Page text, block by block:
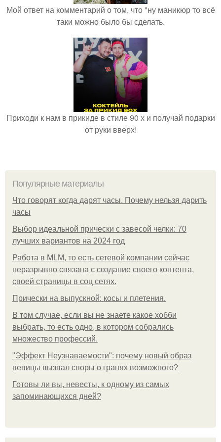
Мой ответ на комментарий о том, что "ну маникюр то всё
таки можно было бы сделать.
Приходи к нам в прикиде в стиле 90 х и получай подарки
от руки вверх!
Популярные материалы
Что говорят когда дарят часы. Почему нельзя дарить
часы
Выбор идеальной прически с завесой челки: 70
лучших вариантов на 2024 год
Работа в MLM, то есть сетевой компании сейчас
неразрывно связана с создание своего контента,
своей страницы в соц сетях.
Прически на выпускной: косы и плетения.
В том случае, если вы не знаете какое хобби
выбрать, то есть одно, в котором собрались
множество профессий.
"Эффект Неузнаваемости": почему новый образ
певицы вызвал споры о гранях возможного?
Готовы ли вы, невесты, к одному из самых
запоминающихся дней?